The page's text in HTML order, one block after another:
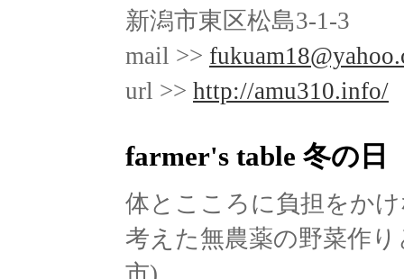
新潟市東区松島3-1-3
mail >>
url >> http://amu310.info/
farmer's table 冬の日
体とこころに負担をか
考えた無農薬の野菜作
市)。